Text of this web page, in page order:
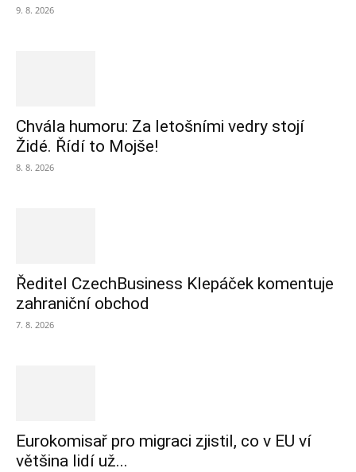
9. 8. 2026
Chvála humoru: Za letošními vedry stojí
Židé. Řídí to Mojše!
8. 8. 2026
Ředitel CzechBusiness Klepáček komentuje
zahraniční obchod
7. 8. 2026
Eurokomisař pro migraci zjistil, co v EU ví
většina lidí už...